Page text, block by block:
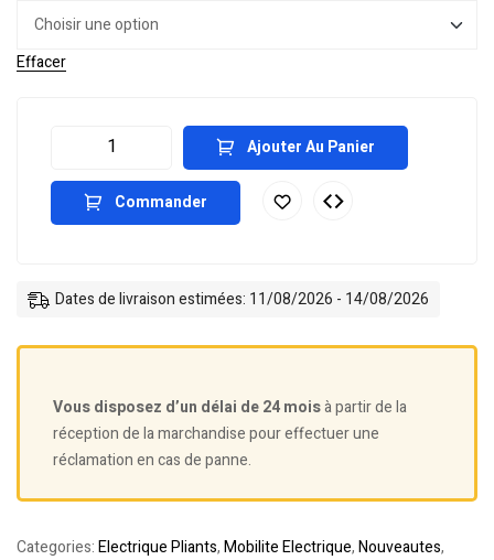
Effacer
Ajouter Au Panier
Commander
Dates de livraison estimées: 11/08/2026 - 14/08/2026
Vous disposez d’un délai de 24 moisà partir de la
réception de la marchandise pour effectuer une
réclamation en cas de panne.
Categories:Electrique Pliants,Mobilite Electrique,Nouveautes,